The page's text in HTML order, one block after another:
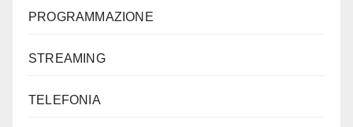
PROGRAMMAZIONE
STREAMING
TELEFONIA